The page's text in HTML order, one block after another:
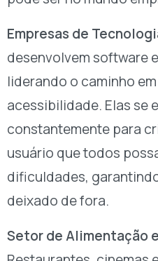
Empresas de
desenvolvem software
liderando o caminho
acessibilidade. Elas se
constantemente para
usuário que todos
dificuldades,
deixado de fora.
Setor de Alimentação